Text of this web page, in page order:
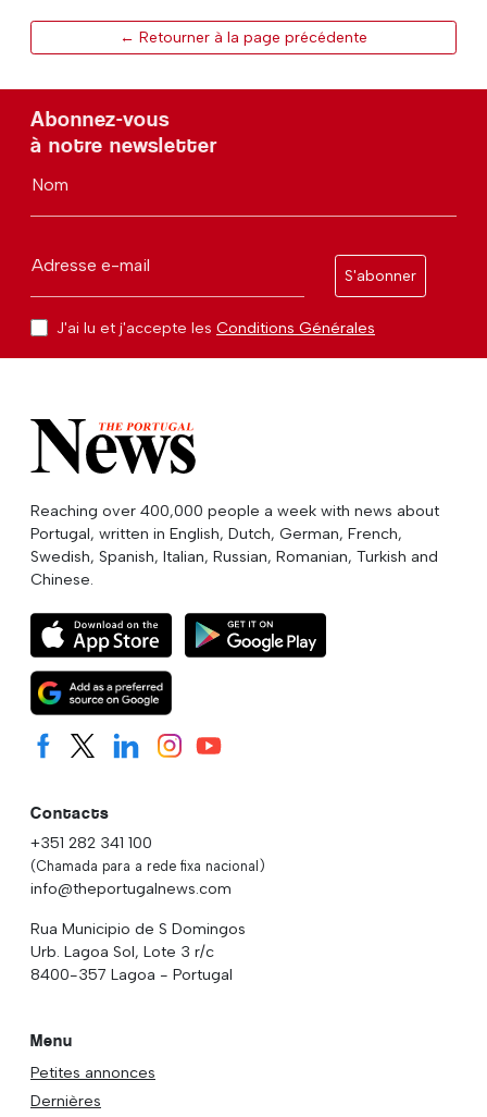
← Retourner à la page précédente
Abonnez-vous
à notre newsletter
Nom
Adresse e-mail
S'abonner
J'ai lu et j'accepte les Conditions Générales
Reaching over 400,000 people a week with news about
Portugal, written in English, Dutch, German, French,
Swedish, Spanish, Italian, Russian, Romanian, Turkish and
Chinese.
Contacts
+351 282 341 100
(Chamada para a rede fixa nacional)
info@theportugalnews.com
Rua Municipio de S Domingos
Urb. Lagoa Sol, Lote 3 r/c
8400-357 Lagoa - Portugal
Menu
Petites annonces
Dernières